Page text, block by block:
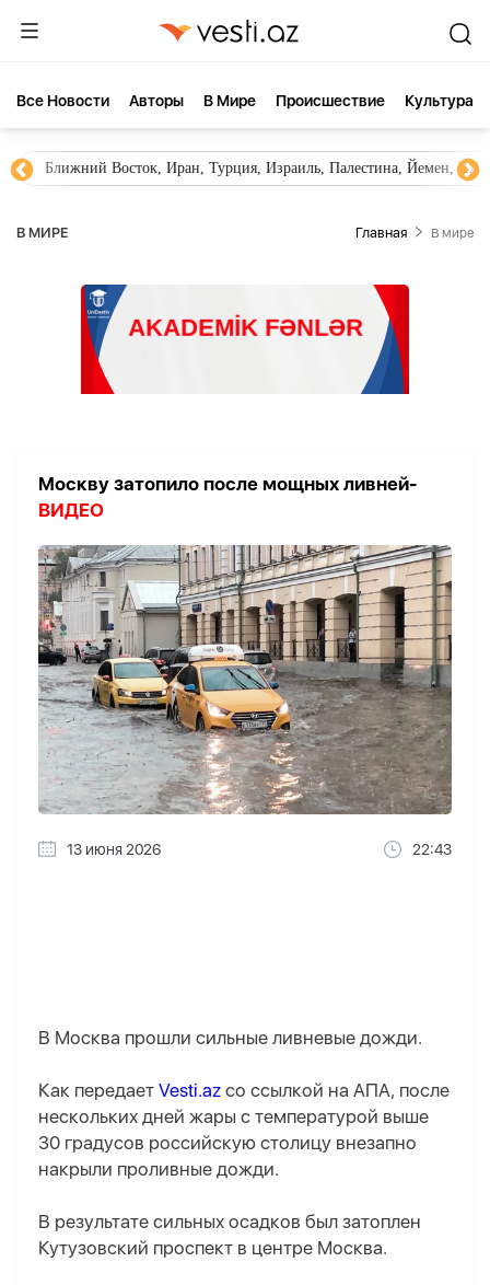
Все Новости Aвторы В Мире Происшествие Культура
Ближний Восток, Иран, Турция, Израиль, Палестина, Йемен,
В МИРЕ Главная В мире
Москву затопило после мощных ливней-
ВИДЕО
13 июня 2026 22:43
В Москва прошли сильные ливневые дожди.
Как передает Vesti.az со ссылкой на AПA, после
нескольких дней жары с температурой выше
30 градусов российскую столицу внезапно
накрыли проливные дожди.
В результате сильных осадков был затоплен
Кутузовский проспект в центре Москва.